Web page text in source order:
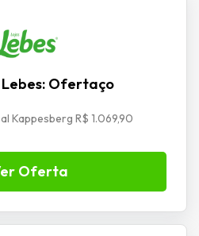
Ofertaço
Kappesberg R$ 1.069,90
Oferta